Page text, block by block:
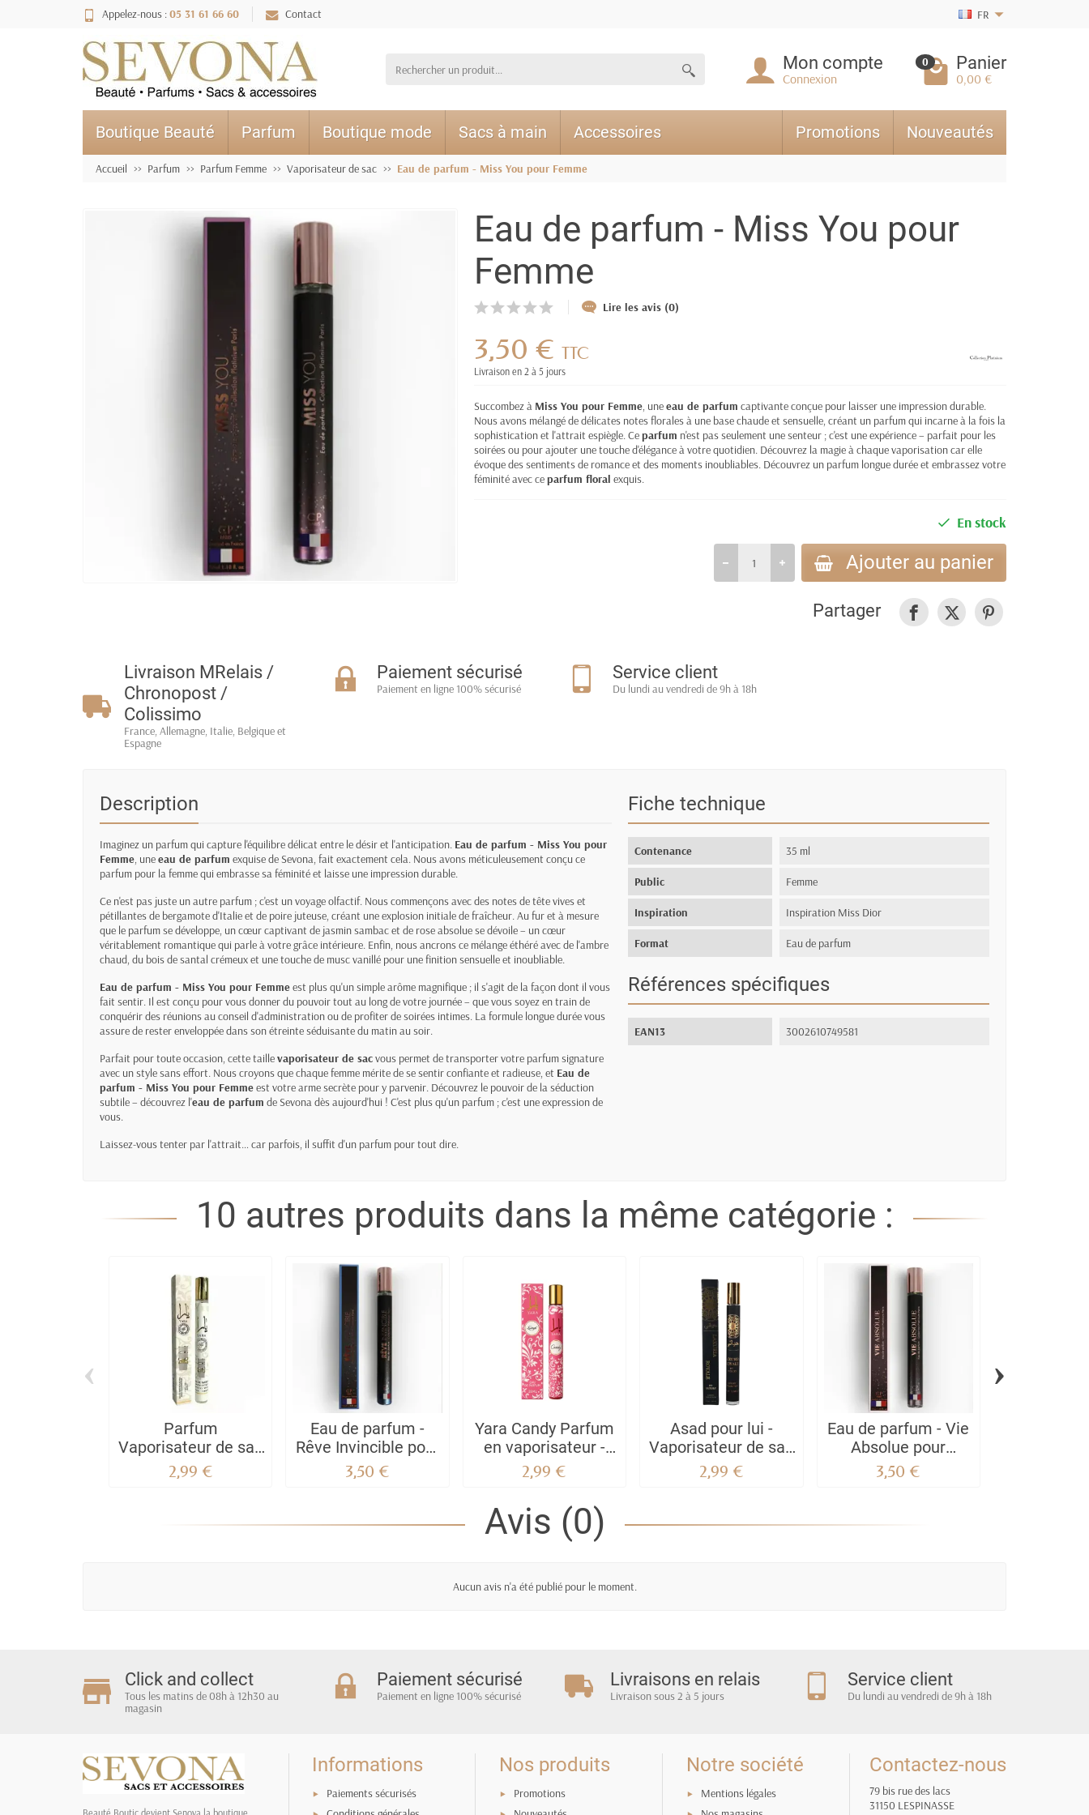
Appelez-nous :05 31 61 66 60 Contact FR
Mon compte
Connexion
0 Panier
0,00 €
Boutique Beauté Parfum Boutique mode Sacs à main Accessoires Promotions Nouveautés
Accueil Parfum Parfum Femme Vaporisateur de sac Eau de parfum - Miss You pour Femme
Eau de parfum - Miss You pour
Femme
Lire les avis (0)
3,50 €TTC
Livraison en 2 à 5 jours
Succombez à Miss You pour Femme, uneeau de parfum captivante conçue pour laisser une impression durable.
Nous avons mélangé de délicates notes florales à une base chaude et sensuelle, créant un parfum qui incarne à la fois la
sophistication et l'attrait espiègle. Ceparfum n'est pas seulement une senteur ; c'est une expérience – parfait pour les
soirées ou pour ajouter une touche d'élégance à votre quotidien. Découvrez la magie à chaque vaporisation car elle
évoque des sentiments de romance et des moments inoubliables. Découvrez un parfum longue durée et embrassez votre
féminité avec ceparfum floral exquis.
En stock
Ajouter au panier
Partager
Livraison MRelais /
Chronopost /
Colissimo
France, Allemagne, Italie, Belgique et
Espagne
Paiement sécurisé
Paiement en ligne 100% sécurisé
Service client
Du lundi au vendredi de 9h à 18h
Description
Imaginez un parfum qui capture l'équilibre délicat entre le désir et l'anticipation. Eau de parfum - Miss You pour
Femme, uneeau de parfum exquise de Sevona, fait exactement cela. Nous avons méticuleusement conçu ce
parfum pour la femme qui embrasse sa féminité et laisse une impression durable.
Ce n'est pas juste un autre parfum ; c'est un voyage olfactif. Nous commençons avec des notes de tête vives et
pétillantes de bergamote d'Italie et de poire juteuse, créant une explosion initiale de fraîcheur. Au fur et à mesure
que le parfum se développe, un cœur captivant de jasmin sambac et de rose absolue se dévoile – un cœur
véritablement romantique qui parle à votre grâce intérieure. Enfin, nous ancrons ce mélange éthéré avec de l'ambre
chaud, du bois de santal crémeux et une touche de musc vanillé pour une finition sensuelle et inoubliable.
Eau de parfum - Miss You pour Femmeest plus qu'un simple arôme magnifique ; il s'agit de la façon dont il vous
fait sentir. Il est conçu pour vous donner du pouvoir tout au long de votre journée – que vous soyez en train de
conquérir des réunions au conseil d'administration ou de profiter de soirées intimes. La formule longue durée vous
assure de rester enveloppée dans son étreinte séduisante du matin au soir.
Parfait pour toute occasion, cette taillevaporisateur de sacvous permet de transporter votre parfum signature
avec un style sans effort. Nous croyons que chaque femme mérite de se sentir confiante et radieuse, et Eau de
parfum - Miss You pour Femmeest votre arme secrète pour y parvenir. Découvrez le pouvoir de la séduction
subtile – découvrez l'eau de parfum de Sevona dès aujourd'hui ! C'est plus qu'un parfum ; c'est une expression de
vous.
Laissez-vous tenter par l'attrait… car parfois, il suffit d'un parfum pour tout dire.
Fiche technique
Contenance 35 ml
Public Femme
Inspiration Inspiration Miss Dior
Format Eau de parfum
Références spécifiques
EAN13 3002610749581
10 autres produits dans la même catégorie :
Parfum
Vaporisateur de sac
35 ML Yara Blanc
"Moi" --
2,99 €
Eau de parfum -
Rêve Invincible pour
Homme
3,50 €
Yara Candy Parfum
en vaporisateur -
35ml Eau de Parfum
2,99 €
Asad pour lui -
Vaporisateur de sac
Eau de Parfum 35
2,99 €
Eau de parfum - Vie
Absolue pour
Femme
3,50 €
‹ ›
Avis (0)
Aucun avis n'a été publié pour le moment.
Click and collect
Tous les matins de 08h à 12h30 au
magasin
Paiement sécurisé
Paiement en ligne 100% sécurisé
Livraisons en relais
Livraison sous 2 à 5 jours
Service client
Du lundi au vendredi de 9h à 18h
Informations
Paiements sécurisés
Nos produits
Promotions
Notre société
Mentions légales
Contactez-nous
79 bis rue des lacs
31150 LESPINASSE